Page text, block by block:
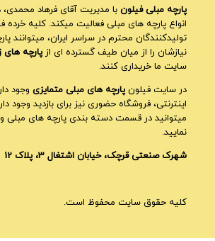
پارچه مبلی فیلون با مدیریت آقای فرهاد
انواع پارچه های مبلی فعالیت میکند. کلیه خرده
تولیدکنندگان محترم در سراسر ایران، میتوانند
نیازشان را از میان طیف گسترده ای ازپارچه های
سایت ما خریداری کنند.
در سایت فیلونپارچه های مبلی متمایزی وجود
اینترنتی، فروشگاه حضوری نیز برای بازدید وجود
میتوانید در قسمت دسته بندی پارچه های مبلی
نمایید.
شهرک صنعتی قرچک، خیابان اشتغال 3، پلاک 12
کلیه حقوق سایت محفوظ است.